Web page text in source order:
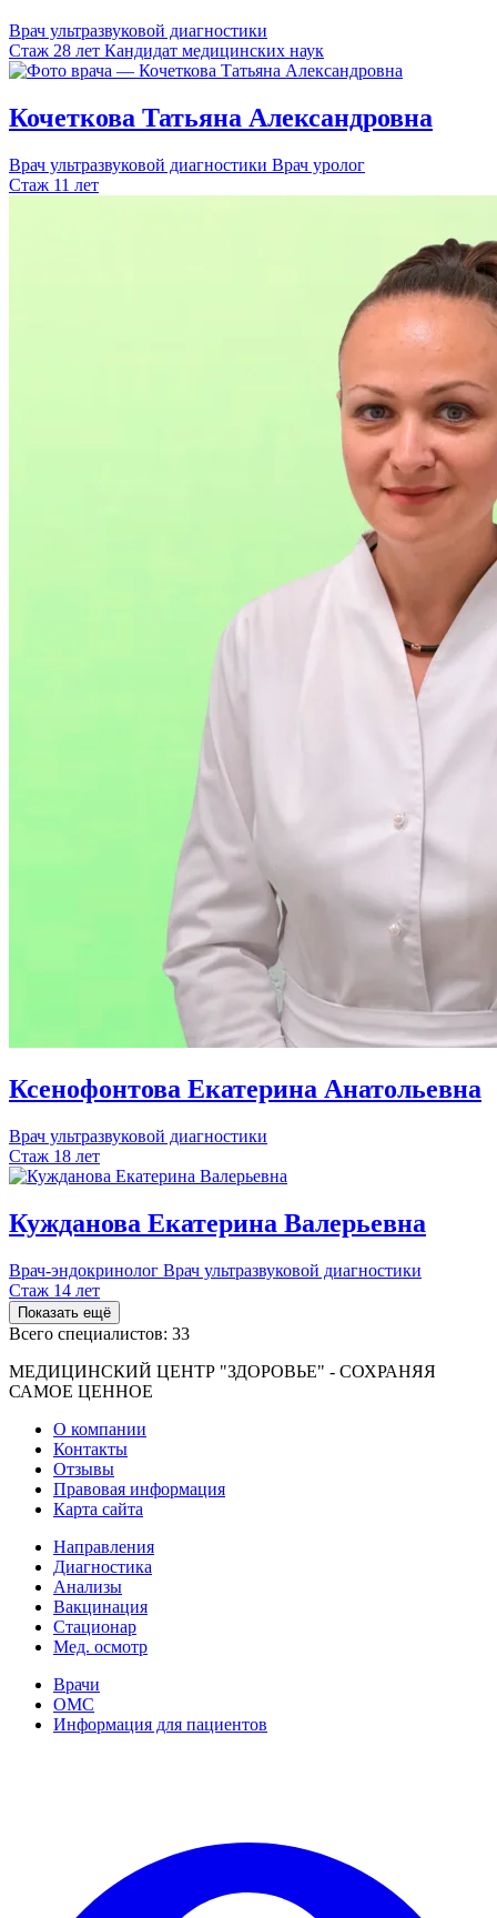
Врач ультразвуковой диагностики
Стаж 28 лет Кандидат медицинских наук
Кочеткова Татьяна Александровна
Врач ультразвуковой диагностики Врач уролог
Стаж 11 лет
Ксенофонтова Екатерина Анатольевна
Врач ультразвуковой диагностики
Стаж 18 лет
Кужданова Екатерина Валерьевна
Врач-эндокринолог Врач ультразвуковой диагностики
Стаж 14 лет
Показать ещё
Всего специалистов: 33
МЕДИЦИНСКИЙ ЦЕНТР "ЗДОРОВЬЕ" - СОХРАНЯЯ
САМОЕ ЦЕННОЕ
О компании
Контакты
Отзывы
Правовая информация
Карта сайта
Направления
Диагностика
Анализы
Вакцинация
Стационар
Мед. осмотр
Врачи
ОМС
Информация для пациентов